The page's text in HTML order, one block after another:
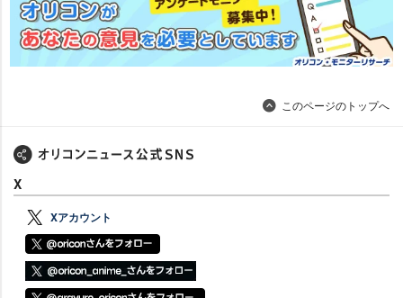
このページのトップへ
X
Xアカウント